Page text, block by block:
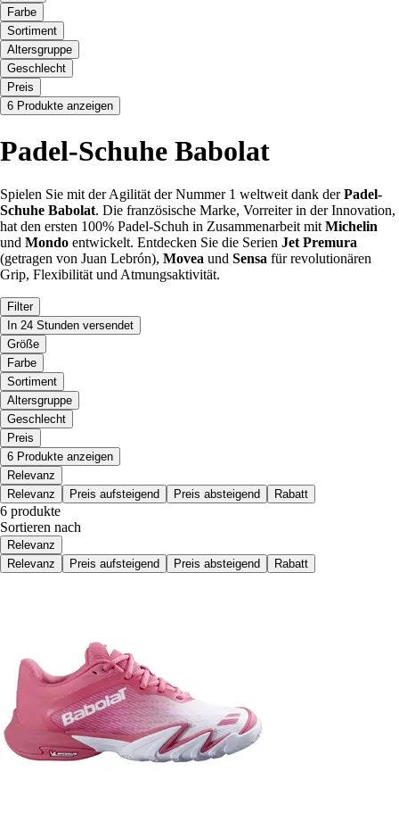
Farbe
Sortiment
Altersgruppe
Geschlecht
Preis
6 Produkte anzeigen
Padel-Schuhe Babolat
Spielen Sie mit der Agilität der Nummer 1 weltweit dank derPadel-
Schuhe Babolat. Die französische Marke, Vorreiter in der Innovation,
hat den ersten 100% Padel-Schuh in Zusammenarbeit mit Michelin
und Mondo entwickelt. Entdecken Sie die Serien Jet Premura
(getragen von Juan Lebrón), Movea und Sensa für revolutionären
Grip, Flexibilität und Atmungsaktivität.
Filter
In 24 Stunden versendet
Größe
Farbe
Sortiment
Altersgruppe
Geschlecht
Preis
6 Produkte anzeigen
Relevanz
Relevanz
Preis aufsteigend Preis absteigend Rabatt
6 produkte
Sortieren nach
Relevanz
Relevanz
Preis aufsteigend Preis absteigend Rabatt